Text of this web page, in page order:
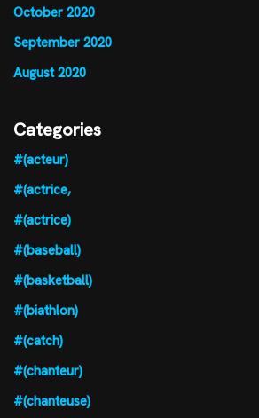
October 2020
September 2020
August 2020
Categories
#(acteur)
#(actrice,
#(actrice)
#(baseball)
#(basketball)
#(biathlon)
#(catch)
#(chanteur)
#(chanteuse)